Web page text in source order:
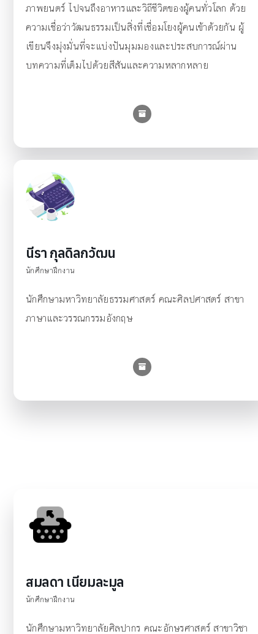
ภาพยนตร์ ไปจนถึงอาหารและวิถีชีวิตของผู้คนทั่วโลก ด้วย
ความเชื่อว่าวัฒนธรรมเป็นสิ่งที่เชื่อมโยงผู้คนเข้าด้วยกัน ผู้
เขียนจึงมุ่งมั่นที่จะแบ่งปันมุมมองและประสบการณ์ผ่าน
บทความที่เต็มไปด้วยสีสันและความหลากหลาย
นีรา กุลดิลกวัฒน
นักศึกษาฝึกงาน
นักศึกษามหาวิทยาลัยธรรมศาสตร์ คณะศิลปศาสตร์ สาขา
ภาษาและวรรณกรรมอังกฤษ
สมลดา เนียมละมูล
นักศึกษาฝึกงาน
นักศึกษามหาวิทยาลัยศิลปากร คณะอักษรศาสตร์ สาขาวิชา